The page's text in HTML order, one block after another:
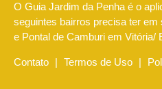
O Guia Jardim da Penha é o
seguintes bairros precisa ter
e Pontal de Camburi em Vitória/
Contato | Termos de Uso |